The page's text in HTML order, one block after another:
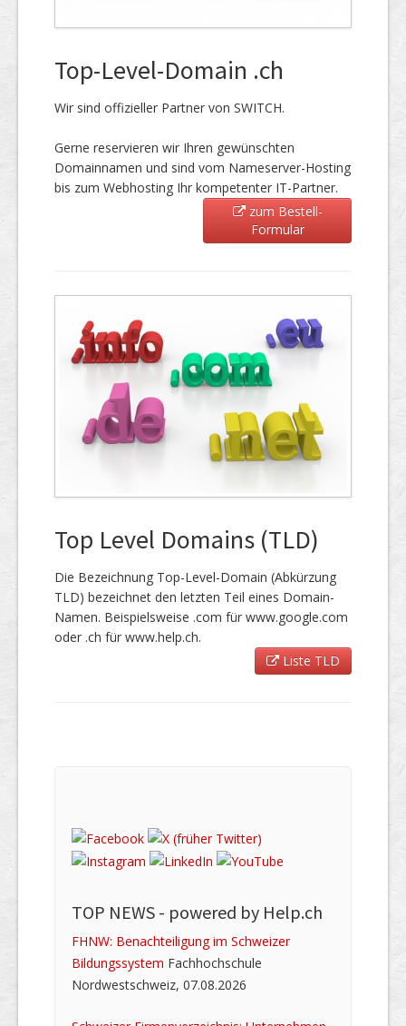
Top-Level-Domain .ch
Wir sind offizieller Partner von SWITCH.
Gerne reservieren wir Ihren gewünschten
Domainnamen und sind vom Nameserver-Hosting
bis zum Webhosting Ihr kompetenter IT-Partner.
zum Bestell-
Formular
Top Level Domains (TLD)
Die Bezeichnung Top-Level-Domain (Abkürzung
TLD) bezeichnet den letzten Teil eines Domain-
Namen. Beispielsweise .com für www.google.com
oder .ch für www.help.ch.
Liste TLD
TOP NEWS - powered by Help.ch
FHNW: Benachteiligung im Schweizer
Bildungssystem Fachhochschule
Nordwestschweiz, 07.08.2026